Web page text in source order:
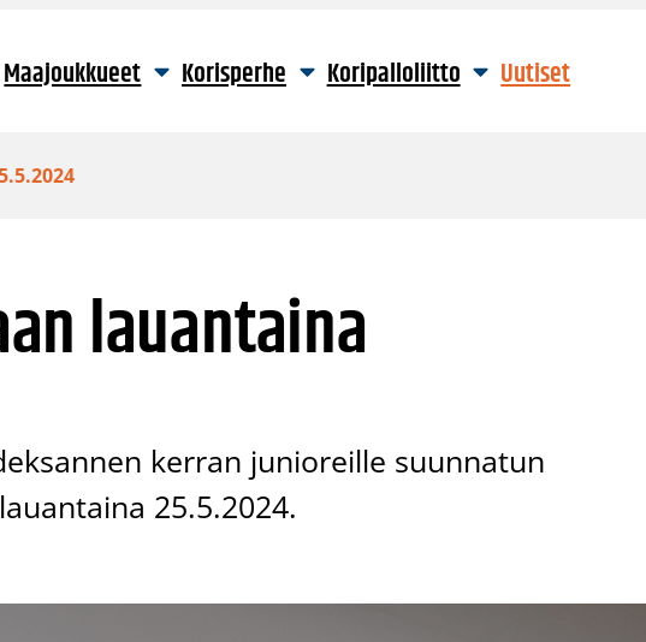
Maajoukkueet Korisperhe Koripalloliitto Uutiset
lauantaina
kerran junioreille suunnatun
25.5.2024.